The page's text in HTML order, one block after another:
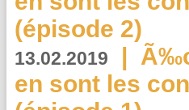
(épisode 2)
13.02.2019 |
en sont les